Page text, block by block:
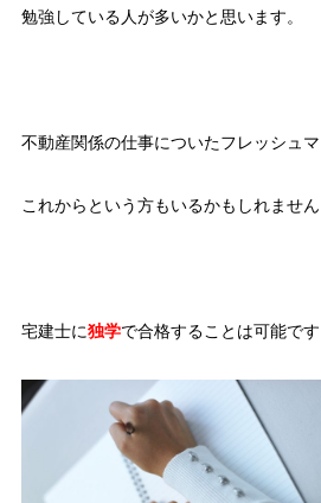
勉強している人が多いかと思います。
不動産関係の仕事についたフレッシュ
これからという方もいるかもしれません
宅建士に独学で合格することは可能です